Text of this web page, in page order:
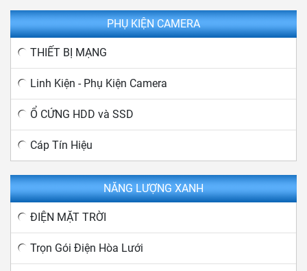
PHỤ KIỆN CAMERA
THIẾT BỊ MẠNG
Linh Kiện - Phụ Kiện Camera
Ổ CỨNG HDD và SSD
Cáp Tín Hiệu
NĂNG LƯỢNG XANH
ĐIỆN MẶT TRỜI
Trọn Gói Điện Hòa Lưới